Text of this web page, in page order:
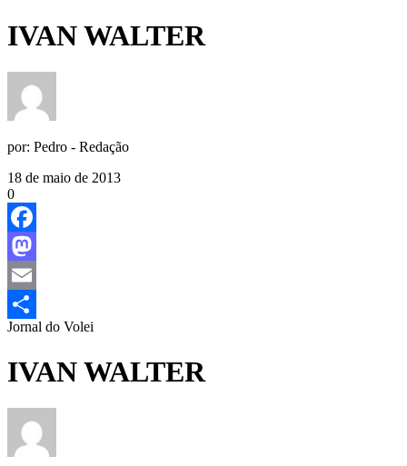
IVAN WALTER
por: Pedro - Redação
18 de maio de 2013
0
Facebook
Mastodon
Email
Share
Jornal do Volei
IVAN WALTER